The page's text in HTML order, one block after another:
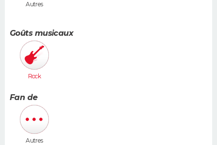
Autres
Goûts musicaux
Rock
Fan de
Autres